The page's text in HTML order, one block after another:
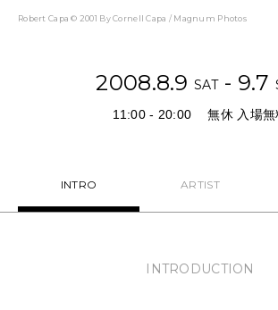
FEATURED
Robert Capa © 2001 By Cornell Capa / Magnum Photos
2008.8.9 SAT- 9.7
11:00 - 20:00 無休 入場無
INTRO ARTIST
INTRODUCTION